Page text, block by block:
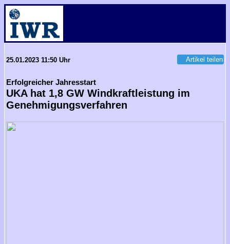
25.01.2023 11:50 Uhr Artikel teilen
Erfolgreicher Jahresstart
UKA hat 1,8 GW Windkraftleistung im
Genehmigungsverfahren